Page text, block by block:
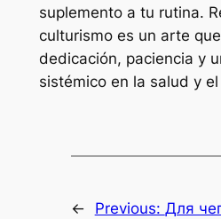
suplemento a tu rutina.
culturismo es un arte
dedicación, paciencia y
sistémico en la salud y
← Previous: Для